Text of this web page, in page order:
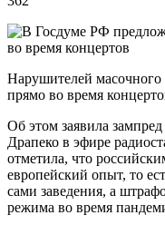
Нарушителей
прямо во время
Об этом заявила
Драпеко в эфире
отметила, что
европейский опыт, то
сами заведения, а
режима во время